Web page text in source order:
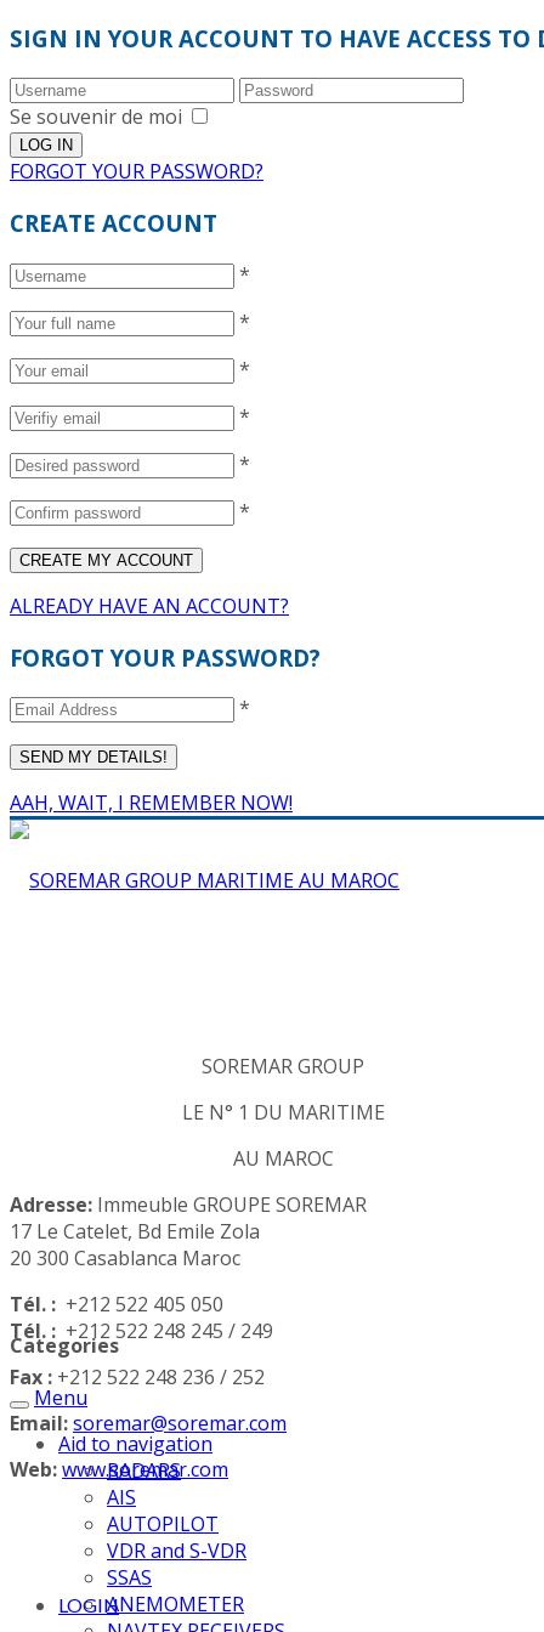
SIGN IN YOUR ACCOUNT TO HAVE ACCESS TO
Se souvenir de moi
FORGOT YOUR PASSWORD?
CREATE ACCOUNT
*
*
*
*
*
*
ALREADY HAVE AN ACCOUNT?
FORGOT YOUR PASSWORD?
*
AAH, WAIT, I REMEMBER NOW!
SOREMAR GROUP
LE N° 1 DU MARITIME
AU MAROC
Adresse: Immeuble GROUPE SOREMAR
17 Le Catelet, Bd Emile Zola
20 300 Casablanca Maroc
Tél. : +212 522 405 050
Tél. : +212 522 248 245 / 249
Fax : +212 522 248 236 / 252
Email:soremar@soremar.com
Web:www.soremar.com
LOGIN
Categories
Menu
Aid to navigation
RADARS
AIS
AUTOPILOT
VDR and S-VDR
SSAS
ANEMOMETER